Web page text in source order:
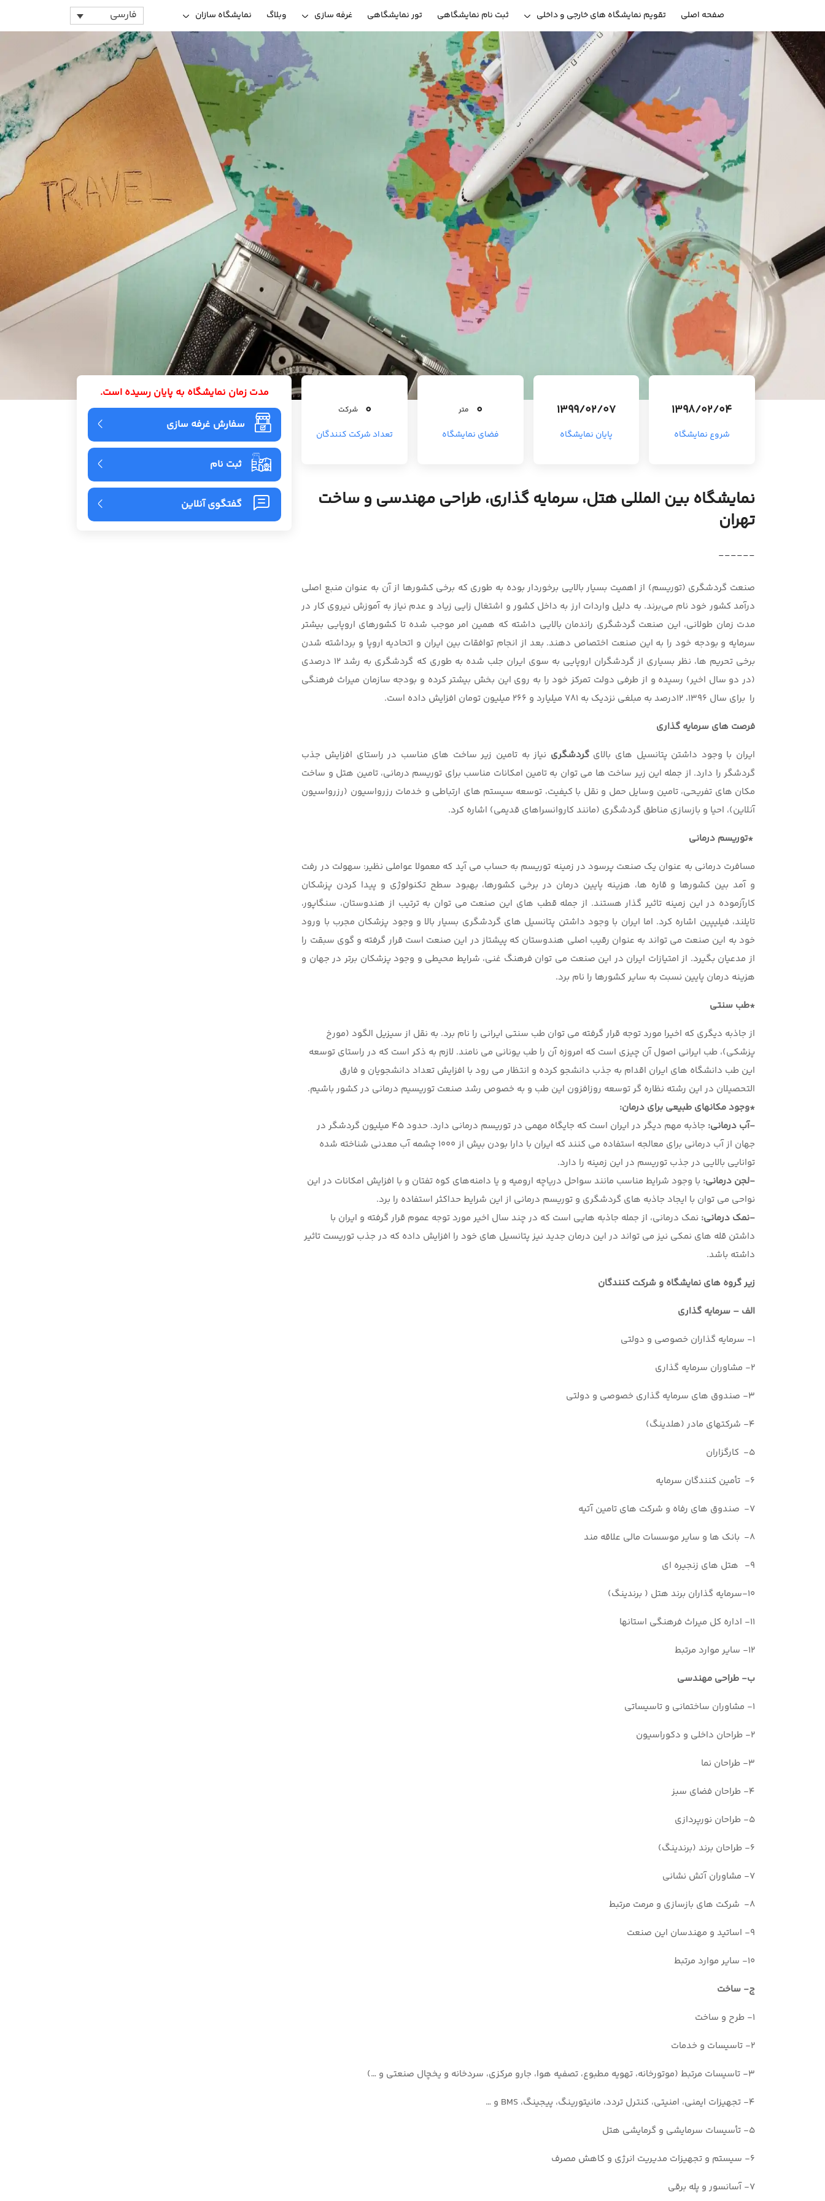
صفحه اصلی تقویم نمایشگاه های خارجی و داخلی ثبت نام نمایشگاهی تور نمایشگاهی غرفه سازی وبلاگ نمایشگاه سازان فارسی
1398/02/04
شروع نمایشگاه
1399/02/07
پایان نمایشگاه
0 متر
فضای نمایشگاه
0 شرکت
تعداد شرکت کنندگان
نمایشگاه بین المللی هتل، سرمایه گذاری، طراحی مهندسی و ساخت
تهران
------
صنعت گردشگری (توریسم) از اهمیت بسیار بالایی برخوردار بوده به طوری که برخی کشورها از آن به عنوان منبع اصلی
درآمد کشور خود نام می‌برند. به دلیل واردات ارز به داخل کشور و اشتغال زایی زیاد و عدم نیاز به آموزش نیروی کار در
مدت زمان طولانی، این صنعت گردشگری راندمان بالایی داشته که همین امر موجب شده تا کشورهای اروپایی بیشتر
سرمایه و بودجه خود را به این صنعت اختصاص دهند. بعد از انجام توافقات بین ایران و اتحادیه اروپا و برداشته شدن
برخی تحریم ها، نظر بسیاری از گردشگران اروپایی به سوی ایران جلب شده به طوری که گردشگری به رشد 12 درصدی
(در دو سال اخیر) رسیده و از طرفی دولت تمرکز خود را به روی این بخش بیشتر کرده و بودجه سازمان میراث فرهنگی
را برای سال ۱۳۹۶، 12درصد به مبلغی نزدیک به ۷۸۱ میلیارد و ۲۶۶ میلیون تومان افزایش داده است.
فرصت های سرمایه گذاری
ایران با وجود داشتن پتانسیل های بالایگردشگری نیاز به تامین زیر ساخت های مناسب در راستای افزایش جذب
گردشگر را دارد. از جمله این زیر ساخت ها می توان به تامین امکانات مناسب برای توریسم درمانی، تامین هتل و ساخت
مکان های تفریحی، تامین وسایل حمل و نقل با کیفیت، توسعه سیستم های ارتباطی و خدمات رزرواسیون (رزرواسیون
آنلاین)، احیا و بازسازی مناطق گردشگری (مانند کاروانسراهای قدیمی) اشاره کرد.
*توریسم درمانی
مسافرت درمانی به عنوان یک صنعت پرسود در زمینه توریسم به حساب می آید که معمولا عواملی نظیر: سهولت در رفت
و آمد بین کشورها و قاره ها، هزینه پایین درمان در برخی کشورها، بهبود سطح تکنولوژی و پیدا کردن پزشکان
کارآزموده در این زمینه تاثیر گذار هستند. از جمله قطب های این صنعت می توان به ترتیب از هندوستان، سنگاپور،
تایلند، فیلیپین اشاره کرد. اما ایران با وجود داشتن پتانسیل های گردشگری بسیار بالا و وجود پزشکان مجرب با ورود
خود به این صنعت می تواند به عنوان رقیب اصلی هندوستان که پیشتاز در این صنعت است قرار گرفته و گوی سبقت را
از مدعیان بگیرد. از امتیازات ایران در این صنعت می توان فرهنگ غنی، شرایط محیطی و وجود پزشکان برتر در جهان و
هزینه درمان پایین نسبت به سایر کشورها را نام برد.
*طب سنتی
از جاذبه دیگری که اخیرا مورد توجه قرار گرفته می توان طب سنتی ایرانی را نام برد. به نقل از سیزیل الگود (مورخ
پزشکی)، طب ایرانی اصول آن چیزی است که امروزه آن را طب یونانی می نامند. لازم به ذکر است که در راستای توسعه
این طب دانشگاه های ایران اقدام به جذب دانشجو کرده و انتظار می رود با افزایش تعداد دانشجویان و فارق
التحصیلان در این رشته نظاره گر توسعه روزافزون این طب و به خصوص رشد صنعت توریسیم درمانی در کشور باشیم.
*وجود مکانهای طبیعی برای درمان:
-آب درمانی:
جاذبه مهم دیگر در ایران است که جایگاه مهمی در توریسم درمانی دارد. حدود ۴۵ میلیون گردشگر در
جهان از آب درمانی برای معالجه استفاده می کنند که ایران با دارا بودن بیش از ۱۰۰۰ چشمه آب معدنی شناخته شده
توانایی بالایی در جذب توریسم در این زمینه را دارد.
-لجن درمانی: با وجود شرایط مناسب مانند سواحل دریاچه ارومیه و یا دامنه‌های کوه تفتان و با افزایش امکانات در این
نواحی می توان با ایجاد جاذبه های گردشگری و توریسم درمانی از این شرایط حداکثر استفاده را برد.
-نمک درمانی: نمک درمانی، از جمله جاذبه هایی است که در چند سال اخیر مورد توجه عموم قرار گرفته و ایران با
داشتن قله های نمکی نیز می تواند در این درمان جدید نیز پتانسیل های خود را افزایش داده که در جذب توریست تاثیر
داشته باشد.
زیر گروه های نمایشگاه و شرکت کنندگان
الف – سرمایه گذاری
1- سرمایه گذاران خصوصی و دولتی
2- مشاوران سرمایه گذاری
3- صندوق های سرمایه گذاری خصوصی و دولتی
4- شرکتهای مادر (هلدینگ)
5- کارگزاران
6- تأمین کنندگان سرمایه
7- صندوق های رفاه و شرکت های تامین آتیه
8- بانک ها و سایر موسسات مالی علاقه مند
9- هتل های زنجیره ای
10-سرمایه گذاران برند هتل ( برندینگ)
11- اداره کل میراث فرهنگی استانها
12- سایر موارد مرتبط
ب- طراحی مهندسی
1- مشاوران ساختمانی و تاسیساتی
2- طراحان داخلی و دکوراسیون
3- طراحان نما
4- طراحان فضای سبز
5- طراحان نورپردازی
6- طراحان برند (برندینگ)
7- مشاوران آتش نشانی
8- شرکت های بازسازی و مرمت مرتبط
9- اساتید و مهندسان این صنعت
10- سایر موارد مرتبط
ج- ساخت
1- طرح و ساخت
2- تاسیسات و خدمات
3- تاسیسات مرتبط (موتورخانه، تهویه مطبوع، تصفیه هوا، جارو مرکزی، سردخانه و یخچال صنعتی و …)
4- تجهیزات ایمنی، امنیتی، کنترل تردد، مانیتورینگ، پیجینگ، BMS و …
5- تأسیسات سرمایشی و گرمایشی هتل
6- سیستم و تجهیزات مدیریت انرژی و کاهش مصرف
7- آسانسور و پله برقی
مدت زمان نمایشگاه به پایان رسیده است.
سفارش غرفه سازی
ثبت نام
گفتگوی آنلاین